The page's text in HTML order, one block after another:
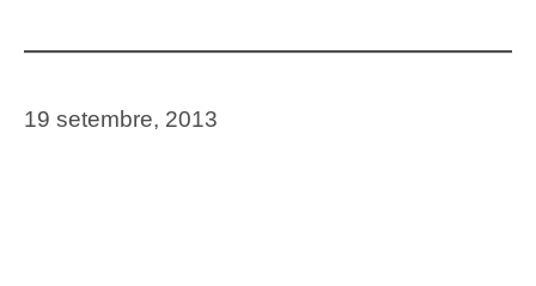
19 setembre, 2013